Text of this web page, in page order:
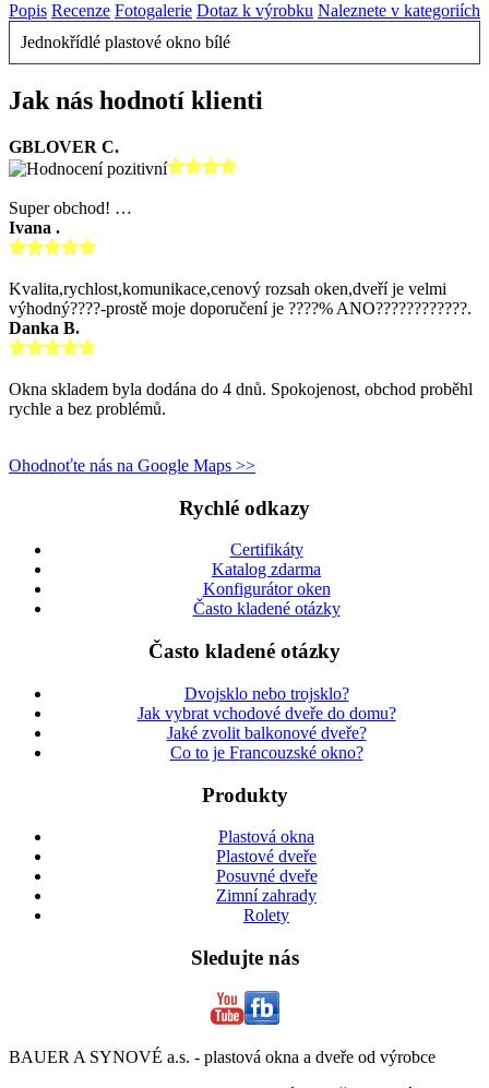
Popis Recenze Fotogalerie Dotaz k výrobku Naleznete v kategoriích
Jednokřídlé plastové okno bílé
Jak nás hodnotí klienti
GBLOVER C.
Super obchod! …
Ivana .
Kvalita,rychlost,komunikace,cenový rozsah oken,dveří je velmi
výhodný????-prostě moje doporučení je ????% ANO????????????.
Danka B.
Okna skladem byla dodána do 4 dnů. Spokojenost, obchod proběhl
rychle a bez problémů.
Ohodnoťte nás na Google Maps >>
Rychlé odkazy
Certifikáty
Katalog zdarma
Konfigurátor oken
Často kladené otázky
Často kladené otázky
Dvojsklo nebo trojsklo?
Jak vybrat vchodové dveře do domu?
Jaké zvolit balkonové dveře?
Co to je Francouzské okno?
Produkty
Plastová okna
Plastové dveře
Posuvné dveře
Zimní zahrady
Rolety
Sledujte nás
BAUER A SYNOVÉ a.s. - plastová okna a dveře od výrobce